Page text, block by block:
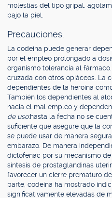
molestias del tipo gripal,
bajo la piel.
Precauciones.
La codeína puede generar
por el empleo prolongado a
organismo tolerancia al
cruzada con otros opiáceos. La
dependientes de la heroína
También los dependientes al
hacia el mal empleo y
de uso:hasta la fecha no se
suficiente que asegure que la
se puede usar de manera
embarazo. De manera
diclofenac por su mecanismo
síntesis de prostaglandinas
favorecer un cierre prematuro
parte, codeína ha mostrado
significativamente elevadas de